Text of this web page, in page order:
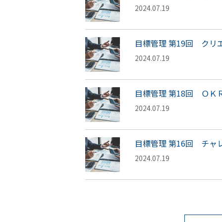
2024.07.19
目標管理 第19回 クリ
2024.07.19
目標管理 第18回 ＯＫ
2024.07.19
目標管理 第16回 チャ
2024.07.19